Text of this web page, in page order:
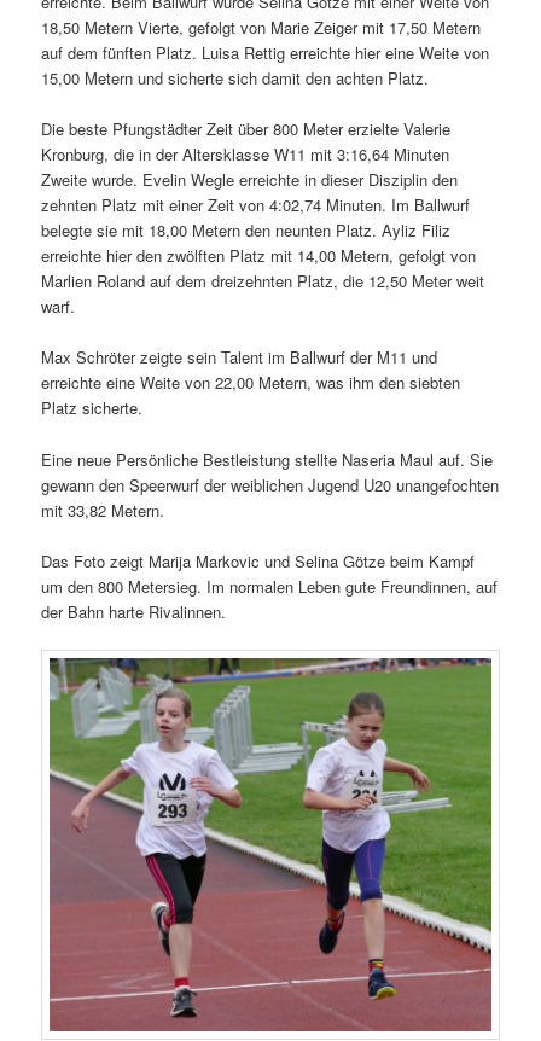
18,50 Metern Vierte, gefolgt von Marie Zeiger mit 17,50 Metern
auf dem fünften Platz. Luisa Rettig erreichte hier eine Weite von
15,00 Metern und sicherte sich damit den achten Platz.
Die beste Pfungstädter Zeit über 800 Meter erzielte Valerie
Kronburg, die in der Altersklasse W11 mit 3:16,64 Minuten
Zweite wurde. Evelin Wegle erreichte in dieser Disziplin den
zehnten Platz mit einer Zeit von 4:02,74 Minuten. Im Ballwurf
belegte sie mit 18,00 Metern den neunten Platz. Ayliz Filiz
erreichte hier den zwölften Platz mit 14,00 Metern, gefolgt von
Marlien Roland auf dem dreizehnten Platz, die 12,50 Meter weit
warf.
Max Schröter zeigte sein Talent im Ballwurf der M11 und
erreichte eine Weite von 22,00 Metern, was ihm den siebten
Platz sicherte.
Eine neue Persönliche Bestleistung stellte Naseria Maul auf. Sie
gewann den Speerwurf der weiblichen Jugend U20 unangefochten
mit 33,82 Metern.
Das Foto zeigt Marija Markovic und Selina Götze beim Kampf
um den 800 Metersieg. Im normalen Leben gute Freundinnen, auf
der Bahn harte Rivalinnen.